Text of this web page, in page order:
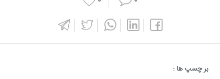
بر چسپ ها :